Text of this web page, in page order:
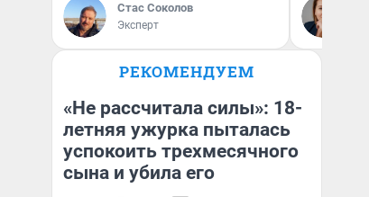
Стас Соколов
Эксперт
РЕКОМЕНДУЕМ
«Не рассчитала силы»: 18-
летняя ужурка пыталась
успокоить трехмесячного
сына и убила его